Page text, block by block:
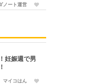
ノート運営
妊娠週で男
マイコはん